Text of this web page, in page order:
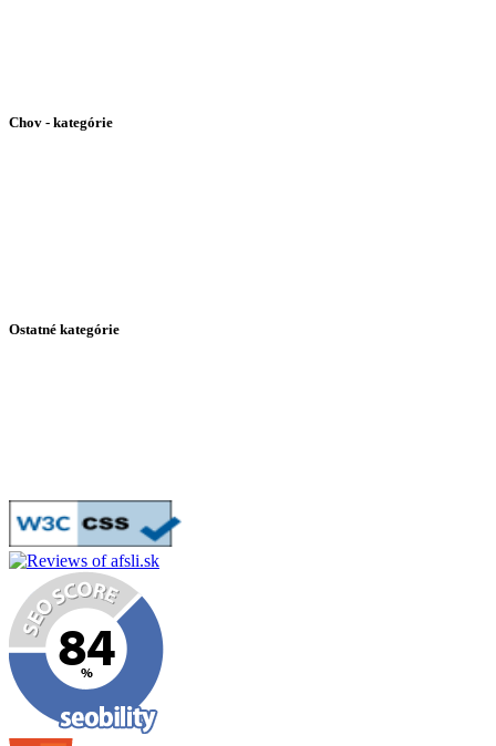
Chov - kategórie
Ostatné kategórie